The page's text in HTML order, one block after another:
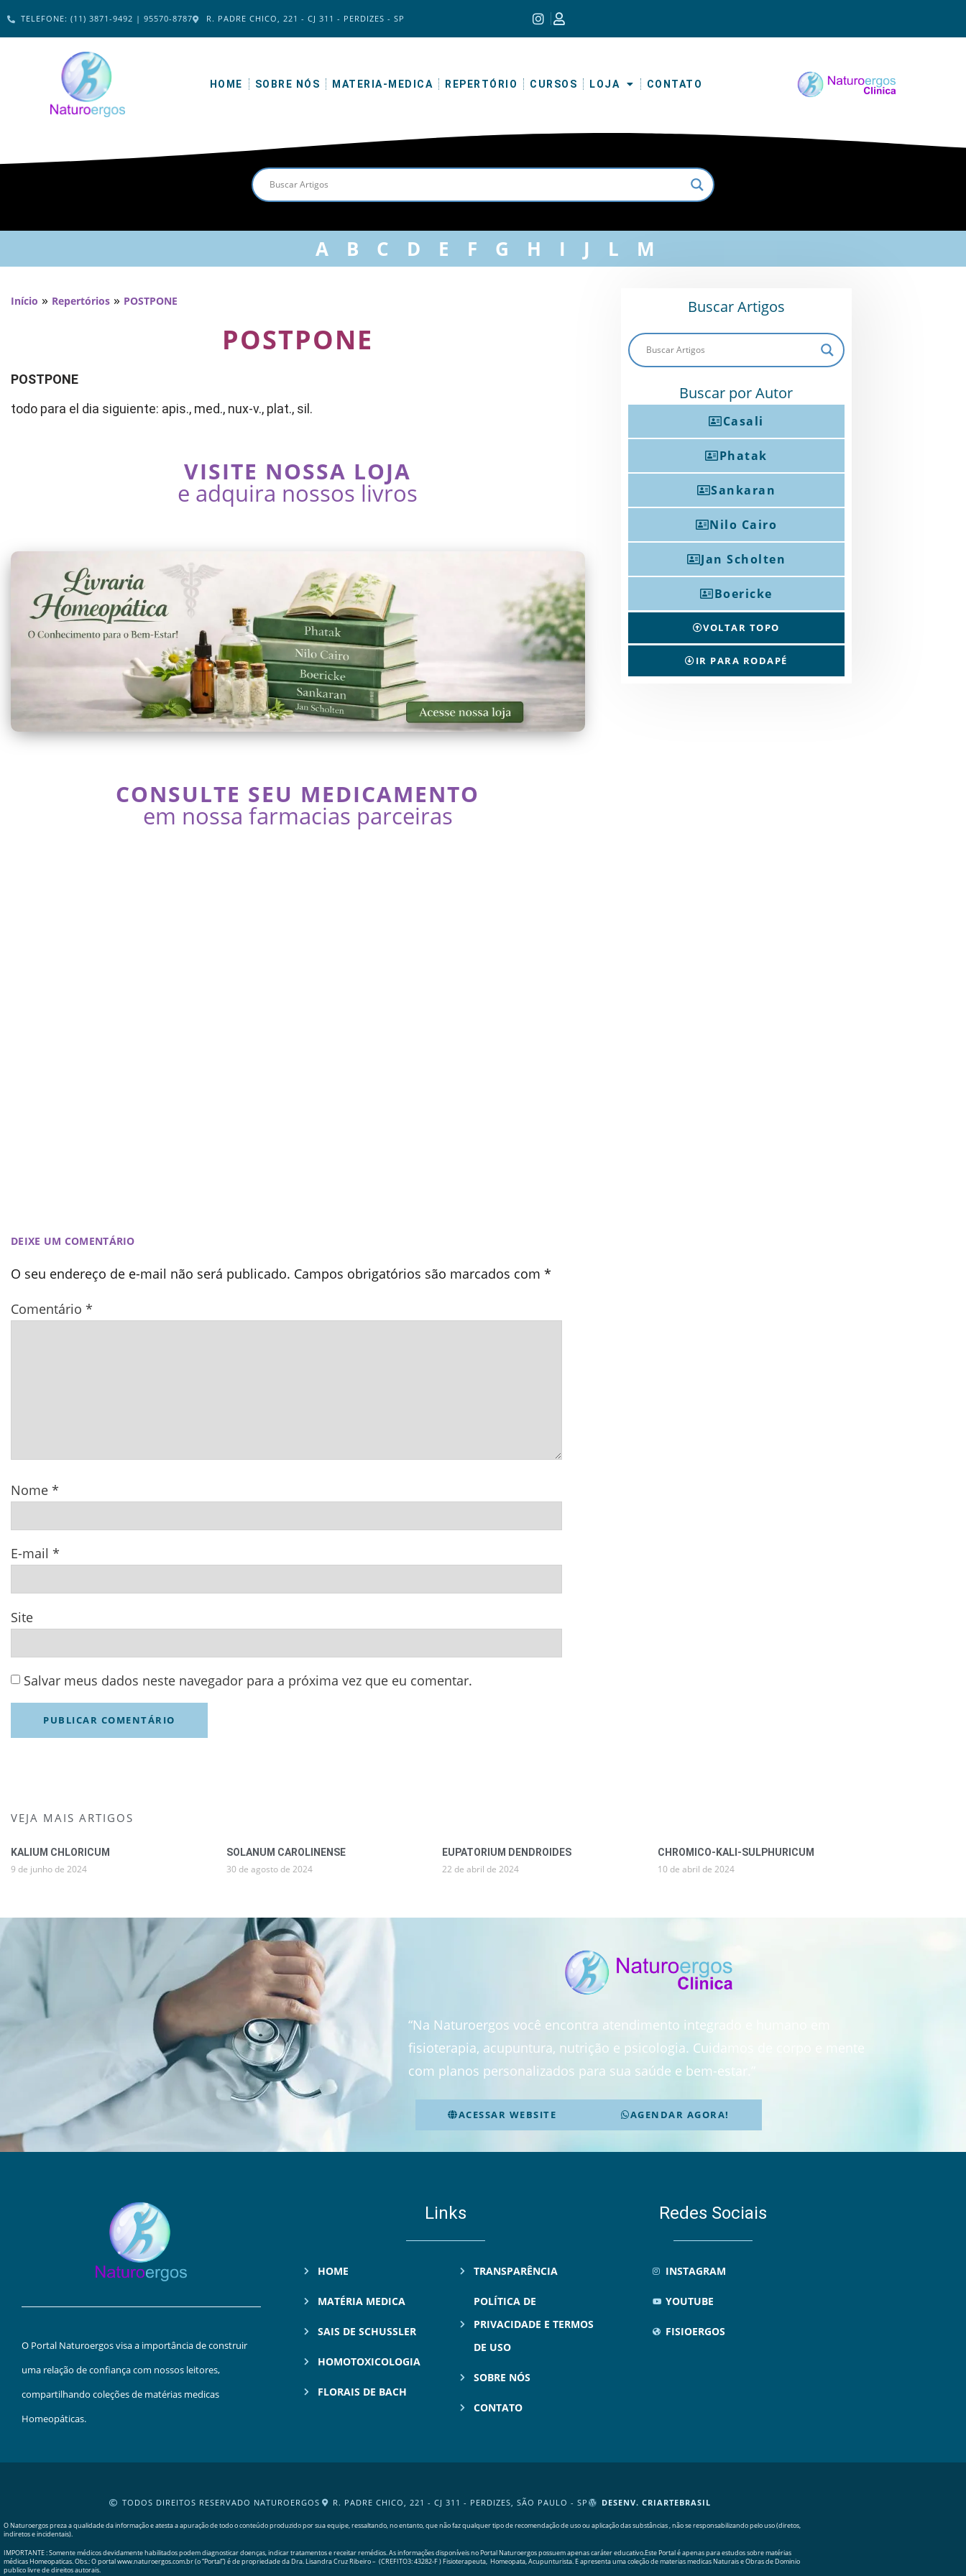
TELEFONE: (11) 3871-9492 | 95570-8787 R. PADRE CHICO, 221 - CJ 311 - PERDIZES - SP
HOME SOBRE NÓS MATERIA-MEDICA REPERTÓRIO CURSOS LOJA CONTATO
A B C D E F G H I J L M
Início » Repertórios » POSTPONE
POSTPONE
POSTPONE
todo para el dia siguiente: apis., med., nux-v., plat., sil.
VISITE NOSSA LOJA
e adquira nossos livros
CONSULTE SEU MEDICAMENTO
em nossa farmacias parceiras
DEIXE UM COMENTÁRIO
O seu endereço de e-mail não será publicado. Campos obrigatórios são marcados com *
Comentário *
Nome *
E-mail *
Site
Salvar meus dados neste navegador para a próxima vez que eu comentar.
Buscar Artigos
Buscar por Autor
Casali
Phatak
Sankaran
Nilo Cairo
Jan Scholten
Boericke
VOLTAR TOPO
IR PARA RODAPÉ
VEJA MAIS ARTIGOS
KALIUM CHLORICUM
9 de junho de 2024
SOLANUM CAROLINENSE
30 de agosto de 2024
EUPATORIUM DENDROIDES
22 de abril de 2024
CHROMICO-KALI-SULPHURICUM
10 de abril de 2024
“Na Naturoergos você encontra atendimento integrado e humano em
fisioterapia, acupuntura, nutrição e psicologia. Cuidamos de corpo e mente
com planos personalizados para sua saúde e bem-estar.”
ACESSAR WEBSITE AGENDAR AGORA!
O Portal Naturoergos visa a importância de construir
uma relação de confiança com nossos leitores,
compartilhando coleções de matérias medicas
Homeopáticas.
Links
HOME
MATÉRIA MEDICA
SAIS DE SCHUSSLER
HOMOTOXICOLOGIA
FLORAIS DE BACH
TRANSPARÊNCIA
POLÍTICA DE
PRIVACIDADE E TERMOS
DE USO
SOBRE NÓS
CONTATO
Redes Sociais
INSTAGRAM
YOUTUBE
FISIOERGOS
TODOS DIREITOS RESERVADO NATUROERGOS R. PADRE CHICO, 221 - CJ 311 - PERDIZES, SÃO PAULO - SP DESENV. CRIARTEBRASIL
O Naturoergos preza a qualidade da informação e atesta a apuração de todo o conteúdo produzido por sua equipe, ressaltando, no entanto, que não faz qualquer tipo de recomendação de uso ou aplicação das substâncias , não se responsabilizando pelo uso (diretos,
indiretos e incidentais).
IMPORTANTE : Somente médicos devidamente habilitados podem diagnosticar doenças, indicar tratamentos e receitar remédios. As informações disponíveis no Portal Naturoergos possuem apenas caráter educativo.Este Portal é apenas para estudos sobre matérias
médicas Homeopaticas. Obs.: O portal www.naturoergos.com.br (o “Portal”) é de propriedade da Dra. Lisandra Cruz Ribeiro – (CREFITO3: 43282-F ) Fisioterapeuta, Homeopata, Acupunturista. E apresenta uma coleção de materias medicas Naturais e Obras de Dominio
publico livre de direitos autorais.